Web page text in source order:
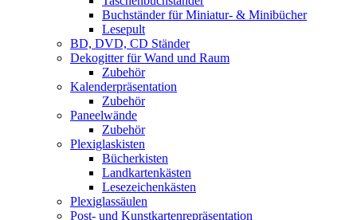
Buchständer für Miniatur- & Minibücher
Lesepult
BD, DVD, CD Ständer
Dekogitter für Wand und Raum
Zubehör
Kalenderpräsentation
Zubehör
Paneelwände
Zubehör
Plexiglaskisten
Bücherkisten
Landkartenkästen
Lesezeichenkästen
Plexiglassäulen
Post- und Kunstkartenrepräsentation